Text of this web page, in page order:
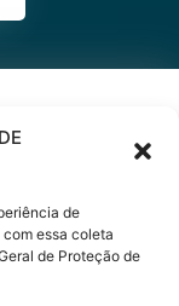
de
essa coleta
de Proteção de